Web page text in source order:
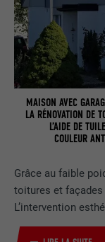
Grâce au faible
toitures et façades
L’intervention
MAISON AVEC
LA RÉNOVATION DE
L’AIDE DE
COULEUR
NOM
FOURNISSEUR
EXPIRATION
UTILITÉ